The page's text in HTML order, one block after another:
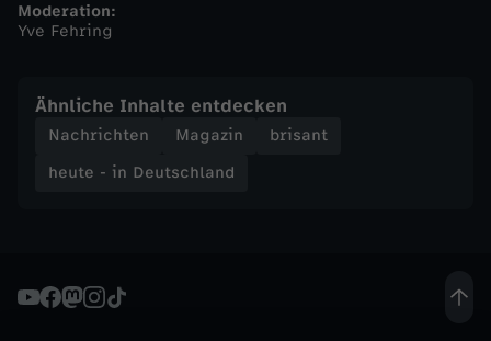
n
d
-
u
Moderation:
Yve Fehring
Ähnliche Inhalte entdecken
Nachrichten Magazin
brisant
heute - in Deutschland